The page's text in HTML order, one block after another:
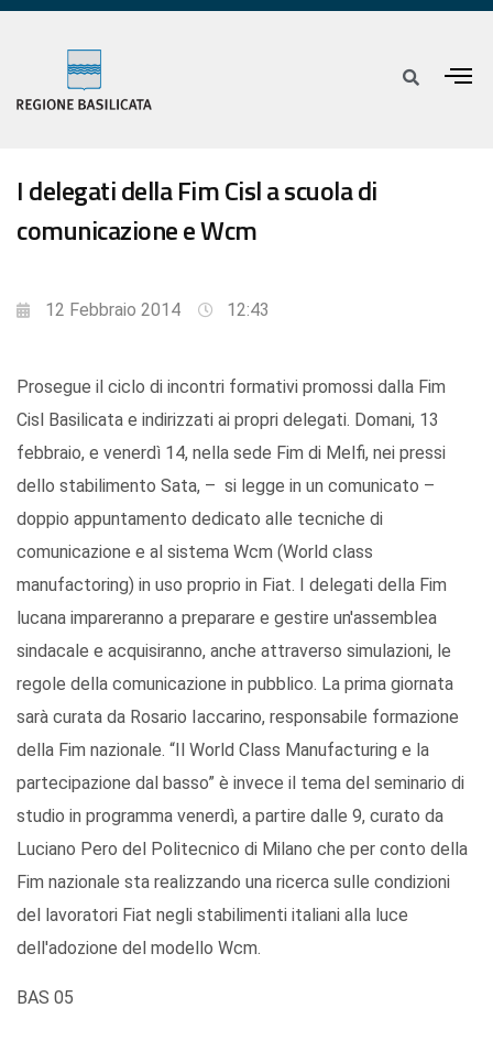
I delegati della Fim Cisl a scuola di
comunicazione e Wcm
12 Febbraio 2014 12:43
Prosegue il ciclo di incontri formativi promossi dalla Fim
Cisl Basilicata e indirizzati ai propri delegati. Domani, 13
febbraio, e venerdì 14, nella sede Fim di Melfi, nei pressi
dello stabilimento Sata, – si legge in un comunicato –
doppio appuntamento dedicato alle tecniche di
comunicazione e al sistema Wcm (World class
manufactoring) in uso proprio in Fiat. I delegati della Fim
lucana impareranno a preparare e gestire un'assemblea
sindacale e acquisiranno, anche attraverso simulazioni, le
regole della comunicazione in pubblico. La prima giornata
sarà curata da Rosario Iaccarino, responsabile formazione
della Fim nazionale. “Il World Class Manufacturing e la
partecipazione dal basso” è invece il tema del seminario di
studio in programma venerdì, a partire dalle 9, curato da
Luciano Pero del Politecnico di Milano che per conto della
Fim nazionale sta realizzando una ricerca sulle condizioni
del lavoratori Fiat negli stabilimenti italiani alla luce
dell'adozione del modello Wcm.
BAS 05